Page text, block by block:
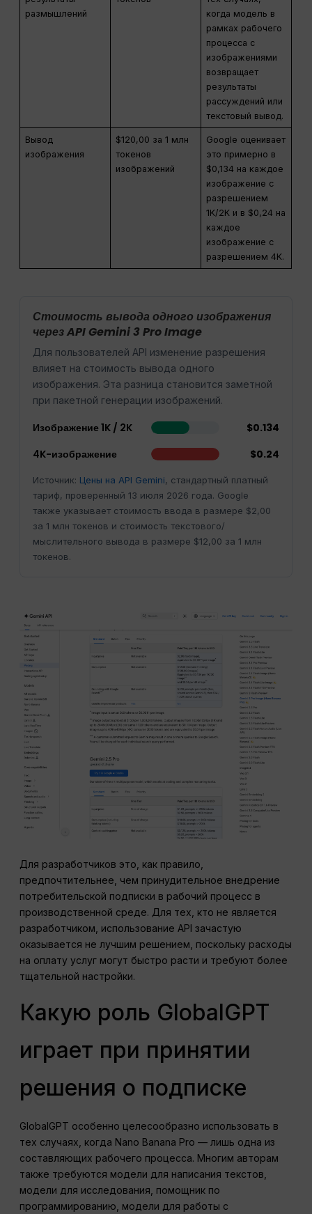
размышлений
когда модель в
рамках рабочего
процесса с
изображениями
возвращает
результаты
рассуждений или
текстовый вывод.
Вывод
изображения
$120,00 за 1 млн
токенов
изображений
Google оценивает
это примерно в
$0,134 на каждое
изображение с
разрешением
1K/2K и в $0,24 на
каждое
изображение с
разрешением 4K.
Стоимость вывода одного изображения
через API Gemini 3 Pro Image
Для пользователей API изменение разрешения
влияет на стоимость вывода одного
изображения. Эта разница становится заметной
при пакетной генерации изображений.
Изображение 1K / 2K
$0.134
4K-изображение
$0.24
Источник: Цены на API Gemini, стандартный платный
тариф, проверенный 13 июля 2026 года. Google
также указывает стоимость ввода в размере $2,00
за 1 млн токенов и стоимость текстового/
мыслительного вывода в размере $12,00 за 1 млн
токенов.
Для разработчиков это, как правило,
предпочтительнее, чем принудительное внедрение
потребительской подписки в рабочий процесс в
производственной среде. Для тех, кто не является
разработчиком, использование API зачастую
оказывается не лучшим решением, поскольку расходы
на оплату услуг могут быстро расти и требуют более
тщательной настройки.
Какую роль GlobalGPT
играет при принятии
решения о подписке
GlobalGPT особенно целесообразно использовать в
тех случаях, когда Nano Banana Pro — лишь одна из
составляющих рабочего процесса. Многим авторам
также требуются модели для написания текстов,
модели для исследования, помощник по
программированию, модели для работы с